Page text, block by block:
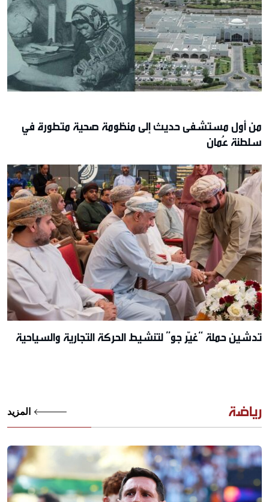
من أول مستشفى حديث إلى منظومة صحية متطورة في
سلطنة عُمان
تدشين حملة “غيّر جو” لتنشيط الحركة التجارية والسياحية
رياضة المزيد